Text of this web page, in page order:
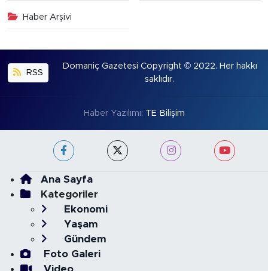
Haber Arşivi
RSS
Domaniç Gazetesi Copyright © 2022. Her hakkı
saklıdır.
Haber Yazılımı: TE Bilişim
Ana Sayfa
Kategoriler
Ekonomi
Yaşam
Gündem
Foto Galeri
Video